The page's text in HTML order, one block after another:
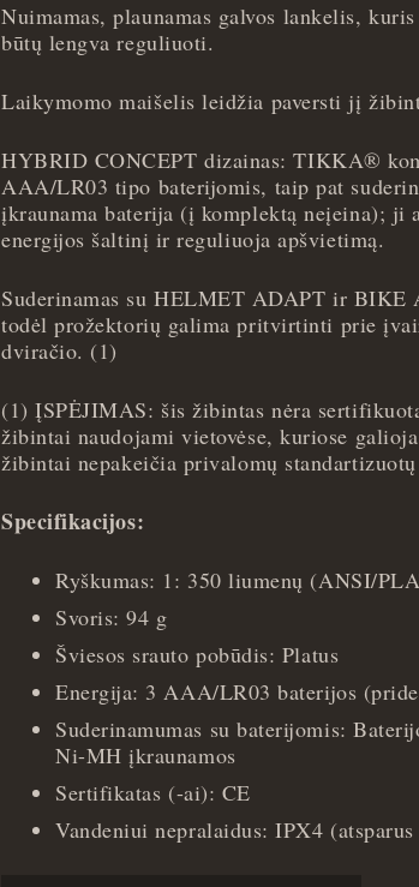
Nuimamas, plaunamas galvos lankelis,
būtų lengva reguliuoti.
Laikymomo maišelis leidžia paversti jį
HYBRID CONCEPT dizainas: TIKKA®
AAA/LR03 tipo baterijomis, taip pat
įkraunama baterija (į komplektą neįeina); ji
energijos šaltinį ir reguliuoja apšvietimą.
Suderinamas su HELMET ADAPT ir
todėl prožektorių galima pritvirtinti prie
dviračio. (1)
(1) ĮSPĖJIMAS: šis žibintas nėra
žibintai naudojami vietovėse, kuriose
žibintai nepakeičia privalomų
Specifikacijos:
Ryškumas: 1: 350 liumenų (ANSI/
Svoris: 94 g
Šviesos srauto pobūdis: Platus
Energija: 3 AAA/LR03 baterijos
Suderinamumas su baterijomis:
Ni-MH įkraunamos
Sertifikatas (-ai): CE
Vandeniui nepralaidus: IPX4